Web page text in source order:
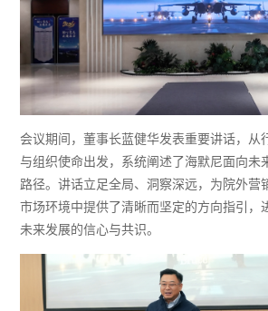
会议期间，董事长蓝健华发表重要讲话，从
与组织使命出发，系统阐述了海默尼面向未
路径。讲话立足全局、洞察深远，为院外营
市场环境中提供了清晰而坚定的方向指引，
未来发展的信心与共识。